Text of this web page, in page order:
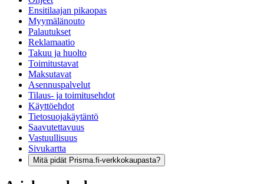
Ensitilaajan pikaopas
Myymälänouto
Palautukset
Reklamaatio
Takuu ja huolto
Toimitustavat
Maksutavat
Asennuspalvelut
Tilaus- ja toimitusehdot
Käyttöehdot
Tietosuojakäytäntö
Saavutettavuus
Vastuullisuus
Sivukartta
Mitä pidät Prisma.fi-verkkokaupasta?